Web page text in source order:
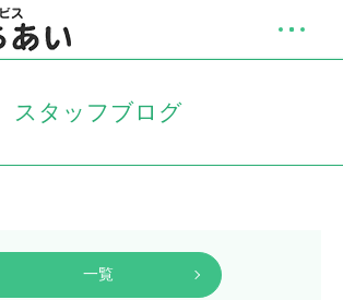
スタッフブログ
一覧